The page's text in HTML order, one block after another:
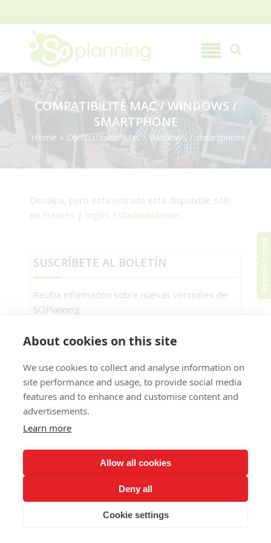
About cookies on this site
We use cookies to collect and analyse information on
site performance and usage, to provide social media
features and to enhance and customise content and
advertisements.
Learn more
Allow all cookies
Deny all
Cookie settings
COMPATIBILITÉ MAC / WINDOWS /
SMARTPHONE
Home » Compatibilité Mac / Windows / smartphone
Disculpa, pero esta entrada está disponible sólo
en Francés y Inglés Estadounidense.
SUSCRÍBETE AL BOLETÍN
Reciba información sobre nuevas versiones de
SOPlanning
Tu horario compartido en línea
Notas
legales
Contáctenos
Appelez-moi
En continuant à utiliser le site, vous acceptez l’utilisation des
Plus d’informations